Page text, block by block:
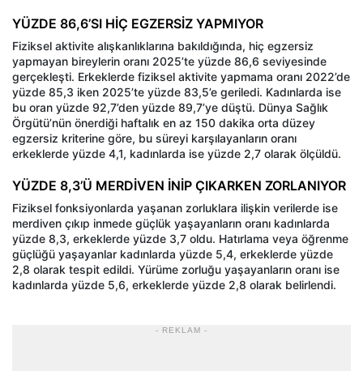
YÜZDE 86,6’SI HİÇ EGZERSİZ YAPMIYOR
Fiziksel aktivite alışkanlıklarına bakıldığında, hiç egzersiz
yapmayan bireylerin oranı 2025’te yüzde 86,6 seviyesinde
gerçekleşti. Erkeklerde fiziksel aktivite yapmama oranı 2022’de
yüzde 85,3 iken 2025’te yüzde 83,5’e geriledi. Kadınlarda ise
bu oran yüzde 92,7’den yüzde 89,7’ye düştü. Dünya Sağlık
Örgütü’nün önerdiği haftalık en az 150 dakika orta düzey
egzersiz kriterine göre, bu süreyi karşılayanların oranı
erkeklerde yüzde 4,1, kadınlarda ise yüzde 2,7 olarak ölçüldü.
YÜZDE 8,3’Ü MERDİVEN İNİP ÇIKARKEN ZORLANIYOR
Fiziksel fonksiyonlarda yaşanan zorluklara ilişkin verilerde ise
merdiven çıkıp inmede güçlük yaşayanların oranı kadınlarda
yüzde 8,3, erkeklerde yüzde 3,7 oldu. Hatırlama veya öğrenme
güçlüğü yaşayanlar kadınlarda yüzde 5,4, erkeklerde yüzde
2,8 olarak tespit edildi. Yürüme zorluğu yaşayanların oranı ise
kadınlarda yüzde 5,6, erkeklerde yüzde 2,8 olarak belirlendi.
- REKLAM -